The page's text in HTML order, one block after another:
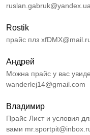
ruslan.gabruk@yandex.ua
Rostik
прайс плз
Андрей
Можна прайс у вас
wanderlej14@gmail.com
Владимир
Прайс Лист и условия
вами